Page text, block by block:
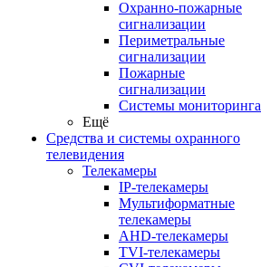
Охранно-пожарные
сигнализации
Периметральные
сигнализации
Пожарные
сигнализации
Системы мониторинга
Ещё
Средства и системы охранного
телевидения
Телекамеры
IP-телекамеры
Мультиформатные
телекамеры
AHD-телекамеры
TVI-телекамеры